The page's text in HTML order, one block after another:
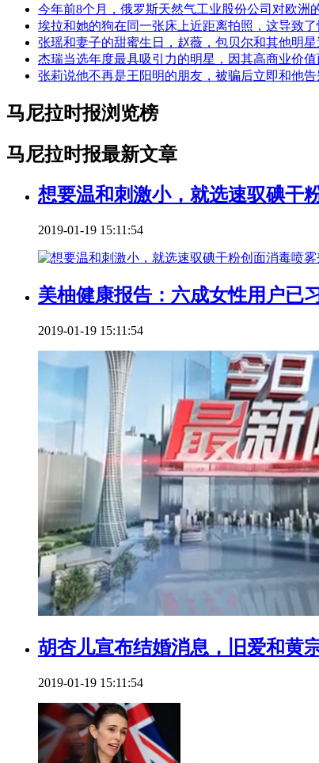
今年前8个月，俄罗斯天然气工业股份公司对欧洲
埃拉和她的狗在同一张床上近距离拍照，这导致了
张瑶和妻子的甜蜜生日，赵薇，包贝尔和其他明星
杰瑞当选年度最具吸引力的明星，因其高商业价
张莉说他不再是王阳明的朋友，被骗后立即和他告
马尼拉时报浏览榜
马尼拉时报最新文章
想要温和刺激小，就选速驭碘干
2019-01-19 15:11:54
美柚健康报告：六成女性用户已
2019-01-19 15:11:54
胡杏儿宣布结婚消息，旧爱和黄
2019-01-19 15:11:54